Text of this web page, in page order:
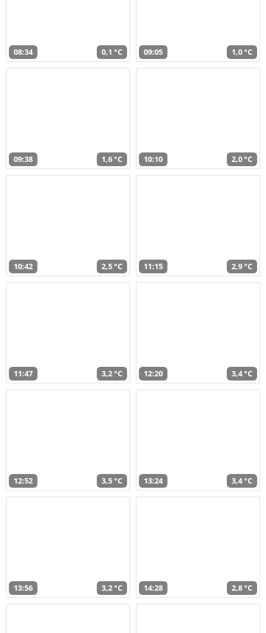
08:34 0,1 °C 09:05 1,0 °C
09:38 1,6 °C 10:10 2,0 °C
10:42 2,5 °C 11:15 2,9 °C
11:47 3,2 °C 12:20 3,4 °C
12:52 3,5 °C 13:24 3,4 °C
13:56 3,2 °C 14:28 2,8 °C